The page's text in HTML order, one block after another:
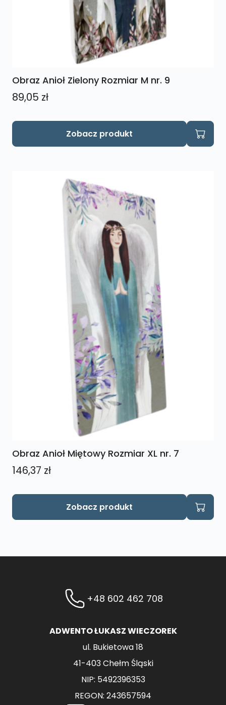
Obraz Anioł Zielony Rozmiar M nr. 9
89,05 zł
Zobacz produkt
Obraz Anioł Miętowy Rozmiar XL nr. 7
146,37 zł
Zobacz produkt
+48 602 462 708
ADWENTO ŁUKASZ WIECZOREK
ul. Bukietowa 18
41-403 Chełm Śląski
NIP: 5492396353
REGON: 243657594